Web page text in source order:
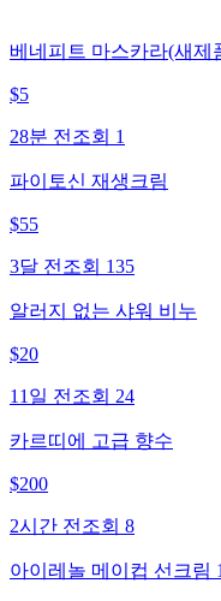
베네피트 마스카라(새제
$5
28분 전 조회 1
파이토신 재생크림
$55
3달 전 조회 135
알러지 없는 샤워 비누
$20
11일 전 조회 24
카르띠에 고급 향수
$200
2시간 전 조회 8
아이레놀 메이컵 선크림